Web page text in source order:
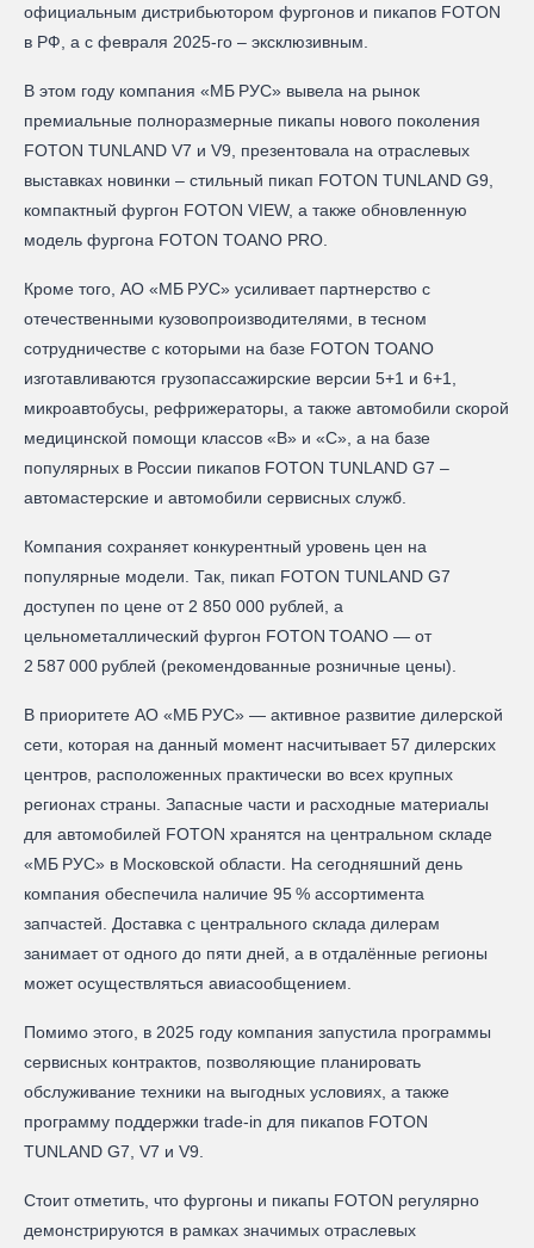
официальным дистрибьютором фургонов и пикапов FOTON
в РФ, а с февраля 2025-го – эксклюзивным.
В этом году компания «МБ РУС» вывела на рынок
премиальные полноразмерные пикапы нового поколения
FOTON TUNLAND V7 и V9, презентовала на отраслевых
выставках новинки – стильный пикап FOTON TUNLAND G9,
компактный фургон FOTON VIEW, а также обновленную
модель фургона FOTON TOANO PRO.
Кроме того, АО «МБ РУС» усиливает партнерство с
отечественными кузовопроизводителями, в тесном
сотрудничестве с которыми на базе FOTON TOANO
изготавливаются грузопассажирские версии 5+1 и 6+1,
микроавтобусы, рефрижераторы, а также автомобили скорой
медицинской помощи классов «В» и «С», а на базе
популярных в России пикапов FOTON TUNLAND G7 –
автомастерские и автомобили сервисных служб.
Компания сохраняет конкурентный уровень цен на
популярные модели. Так, пикап FOTON TUNLAND G7
доступен по цене от 2 850 000 рублей, а
цельнометаллический фургон FOTON TOANO — от
2 587 000 рублей (рекомендованные розничные цены).
В приоритете АО «МБ РУС» — активное развитие дилерской
сети, которая на данный момент насчитывает 57 дилерских
центров, расположенных практически во всех крупных
регионах страны. Запасные части и расходные материалы
для автомобилей FOTON хранятся на центральном складе
«МБ РУС» в Московской области. На сегодняшний день
компания обеспечила наличие 95 % ассортимента
запчастей. Доставка с центрального склада дилерам
занимает от одного до пяти дней, а в отдалённые регионы
может осуществляться авиасообщением.
Помимо этого, в 2025 году компания запустила программы
сервисных контрактов, позволяющие планировать
обслуживание техники на выгодных условиях, а также
программу поддержки trade‑in для пикапов FOTON
TUNLAND G7, V7 и V9.
Стоит отметить, что фургоны и пикапы FOTON регулярно
демонстрируются в рамках значимых отраслевых